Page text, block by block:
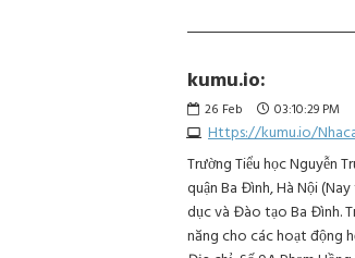
kumu.io:
26 Feb 03:10:29 PM
Https://kumu.io/
Trường Tiểu học Nguyễn
quận Ba Đình, Hà Nội
dục và Đào tạo Ba Đình.
năng cho các hoạt động